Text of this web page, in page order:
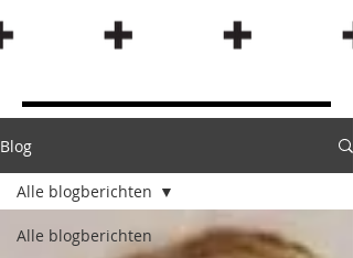
Blog
Alle blogberichten
Alle blogberichten